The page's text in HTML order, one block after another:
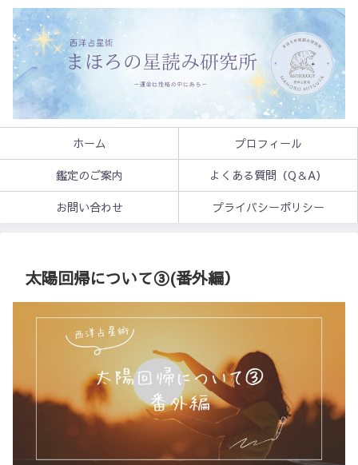
ホーム
プロフィール
鑑定のご案内
よくある質問（Q＆A）
お問い合わせ
プライバシーポリシー
太陽回帰について③(番外編）